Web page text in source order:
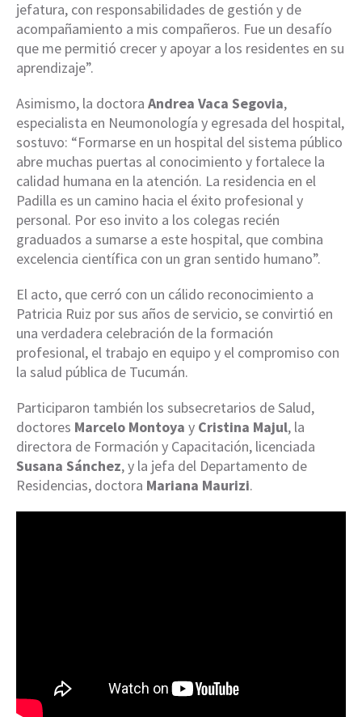
jefatura, con responsabilidades de gestión y de
acompañamiento a mis compañeros. Fue un desafío
que me permitió crecer y apoyar a los residentes en su
aprendizaje”.
Asimismo, la doctora Andrea Vaca Segovia,
especialista en Neumonología y egresada del hospital,
sostuvo: “Formarse en un hospital del sistema público
abre muchas puertas al conocimiento y fortalece la
calidad humana en la atención. La residencia en el
Padilla es un camino hacia el éxito profesional y
personal. Por eso invito a los colegas recién
graduados a sumarse a este hospital, que combina
excelencia científica con un gran sentido humano”.
El acto, que cerró con un cálido reconocimiento a
Patricia Ruiz por sus años de servicio, se convirtió en
una verdadera celebración de la formación
profesional, el trabajo en equipo y el compromiso con
la salud pública de Tucumán.
Participaron también los subsecretarios de Salud,
doctores Marcelo Montoya y Cristina Majul, la
directora de Formación y Capacitación, licenciada
Susana Sánchez, y la jefa del Departamento de
Residencias, doctora Mariana Maurizi.